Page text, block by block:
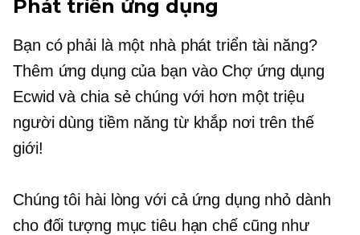
Phát triển ứng dụng
Bạn có phải là một nhà phát triển tài năng?
Thêm ứng dụng của bạn vào Chợ ứng dụng
Ecwid và chia sẻ chúng với hơn một triệu
người dùng tiềm năng từ khắp nơi trên thế
giới!
Chúng tôi hài lòng với cả ứng dụng nhỏ dành
cho đối tượng mục tiêu hạn chế cũng như